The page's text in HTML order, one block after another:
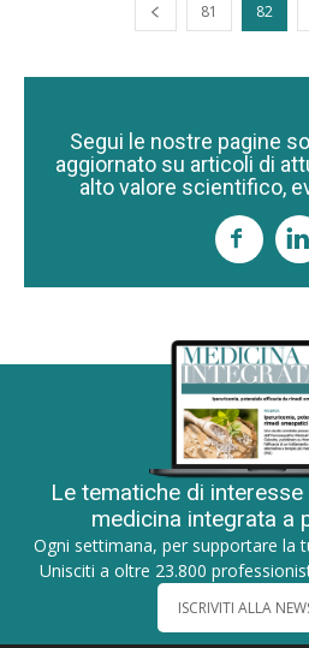
81 82
Segui le nostre pagine
aggiornato su articoli di
alto valore scientifico,
Le tematiche di
medicina integrata a
Ogni settimana, per supportare la
Unisciti a oltre 23.800
ISCRIVITI ALLA